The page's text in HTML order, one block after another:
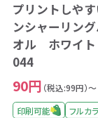
プリントしや
ンシャーリン
オル ホワイト
044
90円 （税込:99円）～
印刷可能
フルカ